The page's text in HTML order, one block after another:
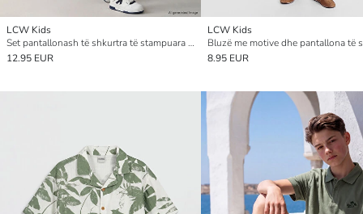
LCW Kids
Set pantallonash të shkurtra të stampuara për djem Real Madrid
12.95 EUR
LCW Kids
8.95 EUR